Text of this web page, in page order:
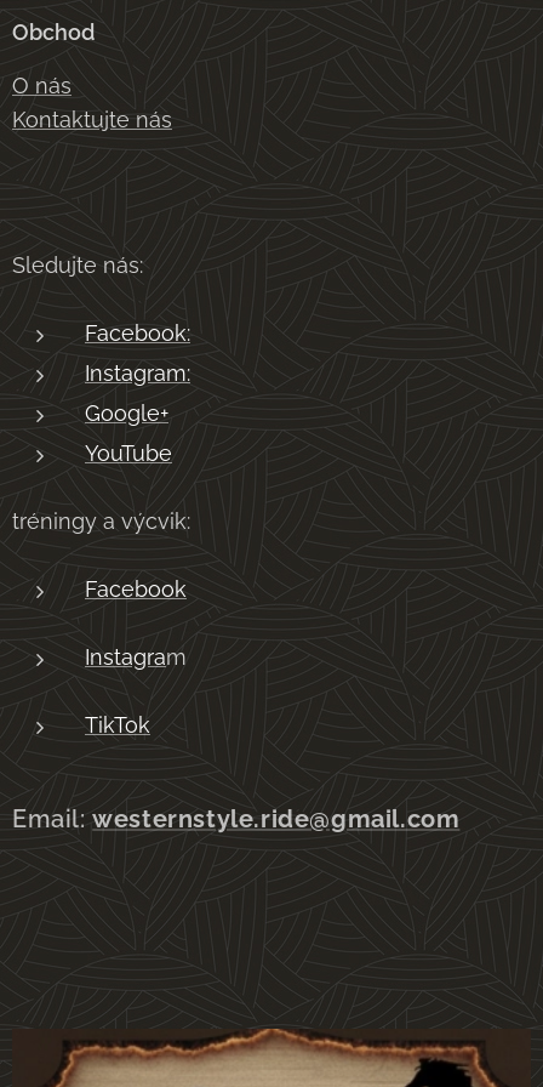
Obchod
O nás
Kontaktujte nás
Sledujte nás:
Facebook:
Instagram:
Google+
YouTube
tréningy a výcvik:
Facebook
Instagram
TikTok
Email:westernstyle.ride@gmail.com